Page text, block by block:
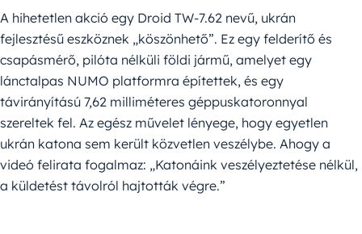
A hihetetlen akció egy Droid TW-7.62 nevű, ukrán
fejlesztésű eszköznek „köszönhető”. Ez egy felderítő és
csapásmérő, pilóta nélküli földi jármű, amelyet egy
lánctalpas NUMO platformra építettek, és egy
távirányítású 7,62 milliméteres géppuskatoronnyal
szereltek fel. Az egész művelet lényege, hogy egyetlen
ukrán katona sem került közvetlen veszélybe. Ahogy a
videó felirata fogalmaz: „Katonáink veszélyeztetése nélkül,
a küldetést távolról hajtották végre.”